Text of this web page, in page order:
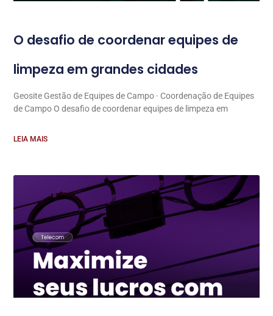
O desafio de coordenar equipes de
limpeza em grandes cidades
Geosite Gestão de Equipes de Campo · Coordenação de Equipes
de Campo O desafio de coordenar equipes de limpeza em
LEIA MAIS